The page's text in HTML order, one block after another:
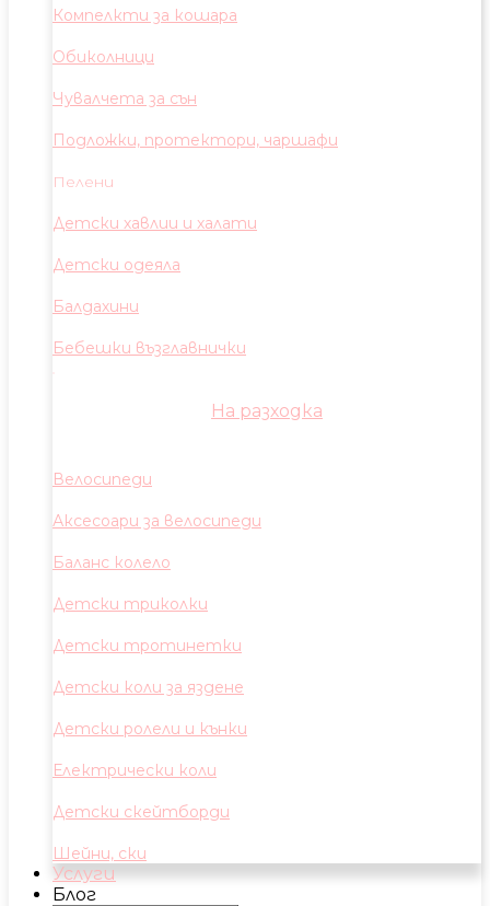
Компелкти за кошара
Обиколници
Чувалчета за сън
Подложки, протектори, чаршафи
Пелени
Детски хавлии и халати
Детски одеяла
Балдахини
Бебешки възглавнички
На разходка
Велосипеди
Аксесоари за велосипеди
Баланс колело
Детски триколки
Детски тротинетки
Детски коли за яздене
Детски ролели и кънки
Електрически коли
Детски скейтборди
Шейни, ски
Услуги
Блог